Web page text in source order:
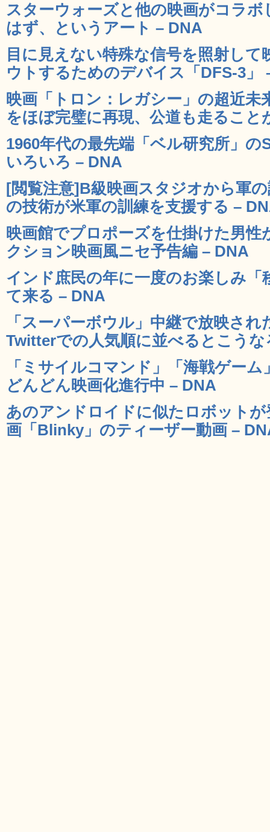
スターウォーズと他の映画がコラ
はず、というアート – DNA
目に見えない特殊な信号を照射し
ウトするためのデバイス「DFS-3」
映画「トロン：レガシー」の超近
をほぼ完璧に再現、公道も走ること
1960年代の最先端「ベル研究所」の
いろいろ – DNA
[閲覧注意]B級映画スタジオから軍
の技術が米軍の訓練を支援する –
映画館でプロポーズを仕掛けた男
クション映画風ニセ予告編 – DNA
インド庶民の年に一度のお楽しみ「
て来る – DNA
「スーパーボウル」中継で放映され
Twitterでの人気順に並べるとこうな
「ミサイルコマンド」「海戦ゲー
どんどん映画化進行中 – DNA
あのアンドロイドに似たロボット
画「Blinky」のティーザー動画 –